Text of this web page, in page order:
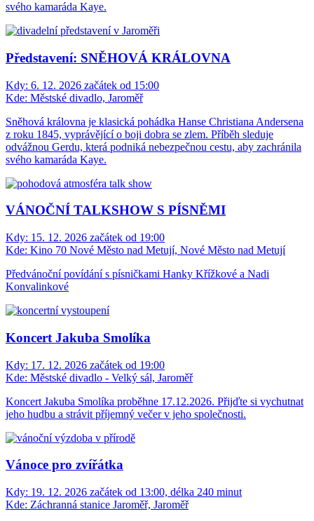
svého kamaráda Kaye.
Představení: SNĚHOVÁ KRÁLOVNA
Kdy: 6. 12. 2026 začátek od 15:00
Kde: Městské divadlo, Jaroměř
Sněhová královna je klasická pohádka Hanse Christiana Andersena
z roku 1845, vyprávějící o boji dobra se zlem. Příběh sleduje
odvážnou Gerdu, která podniká nebezpečnou cestu, aby zachránila
svého kamaráda Kaye.
VÁNOČNÍ TALKSHOW S PÍSNĚMI
Kdy: 15. 12. 2026 začátek od 19:00
Kde: Kino 70 Nové Město nad Metují, Nové Město nad Metují
Předvánoční povídání s písničkami Hanky Křížkové a Nadi
Konvalinkové
Koncert Jakuba Smolíka
Kdy: 17. 12. 2026 začátek od 19:00
Kde: Městské divadlo - Velký sál, Jaroměř
Koncert Jakuba Smolíka proběhne 17.12.2026. Přijďte si vychutnat
jeho hudbu a strávit příjemný večer v jeho společnosti.
Vánoce pro zvířátka
Kdy: 19. 12. 2026 začátek od 13:00, délka 240 minut
Kde: Záchranná stanice Jaroměř, Jaroměř